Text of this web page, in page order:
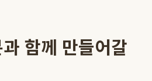
함께 만들어갈